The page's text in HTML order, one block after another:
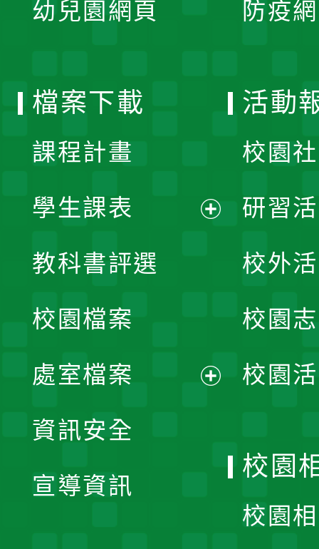
幼兒園網頁 防疫
檔案下載
課程計畫
學生課表
單
教科書評選
校園檔案
處室檔案
資訊安全
宣導資訊
活動
校園
研習
校外
校園
校園
校園
校園